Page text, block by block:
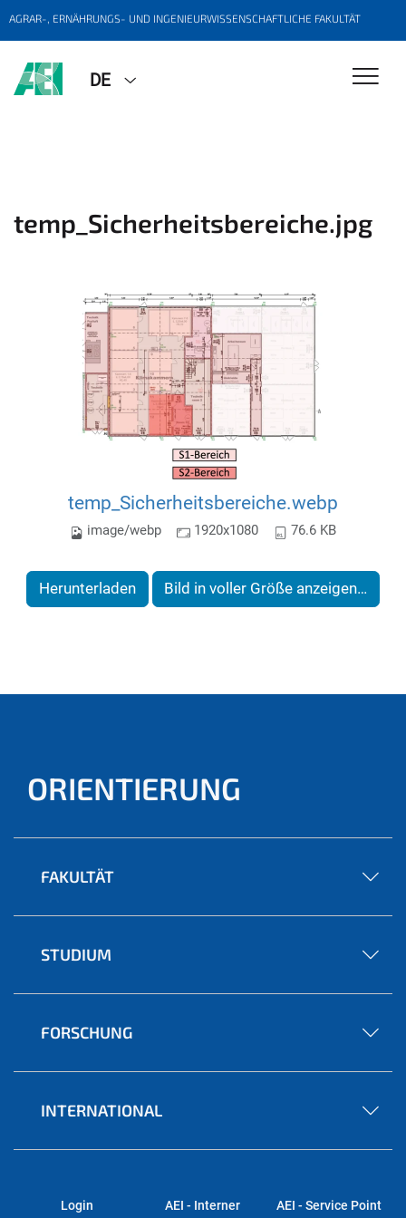
AGRAR-, ERNÄHRUNGS- UND INGENIEURWISSENSCHAFTLICHE FAKULTÄT
DE
temp_Sicherheitsbereiche.jpg
temp_Sicherheitsbereiche.webp
image/webp 1920x1080 76.6 KB
Herunterladen Bild in voller Größe anzeigen…
ORIENTIERUNG
FAKULTÄT
STUDIUM
FORSCHUNG
INTERNATIONAL
Login
AEI - Interner
AEI - Service Point